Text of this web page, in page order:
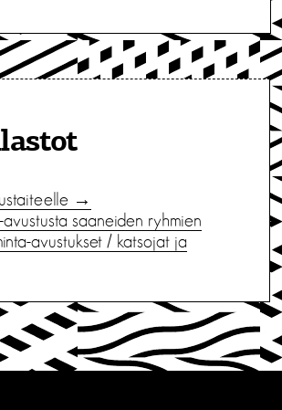
→
avustusta saaneiden ryhmien
avustukset / katsojat ja